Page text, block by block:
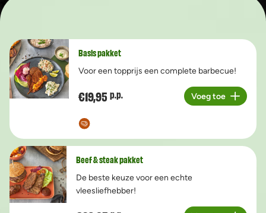
Basis pakket
Voor een topprijs een complete barbecue!
€19,95 p.p.
Aantal
Voeg toe
Beef & steak pakket
De beste keuze voor een echte
vleesliefhebber!